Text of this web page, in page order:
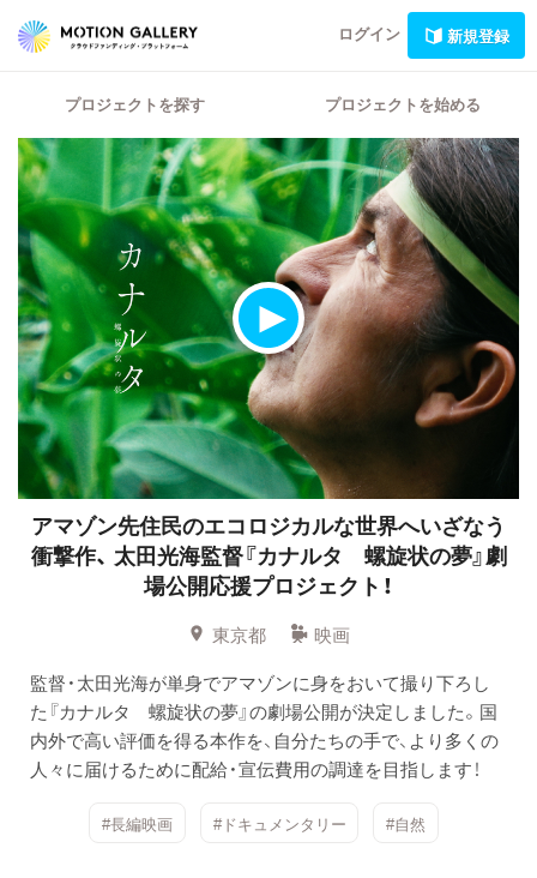
ログイン 新規登録
プロジェクトを探す プロジェクトを始める
アマゾン先住民のエコロジカルな世界へいざなう
衝撃作、 太田光海監督『カナルタ 螺旋状の夢』劇
場公開応援プロジェクト！
東京都
映画
監督・太田光海が単身でアマゾンに身をおいて撮り下ろし
た『カナルタ 螺旋状の夢』の劇場公開が決定しました。国
内外で高い評価を得る本作を、自分たちの手で、より多くの
人々に届けるために配給・宣伝費用の調達を目指します！
#長編映画 #ドキュメンタリー #自然